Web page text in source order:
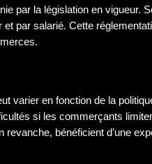
par la législation en vigueur.
par salarié. Cette
varier en fonction de la
si les commerçants
bénéficient d’une